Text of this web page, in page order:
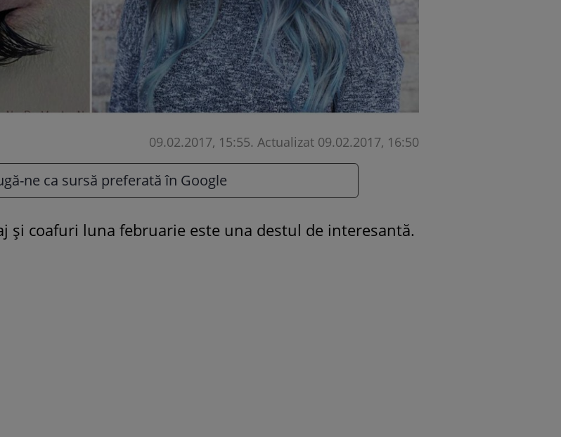
09.02.2017, 15:55. Actualizat 09.02.2017, 16:50
ne ca sursă preferată în Google
și coafuri luna februarie este una destul de interesantă.